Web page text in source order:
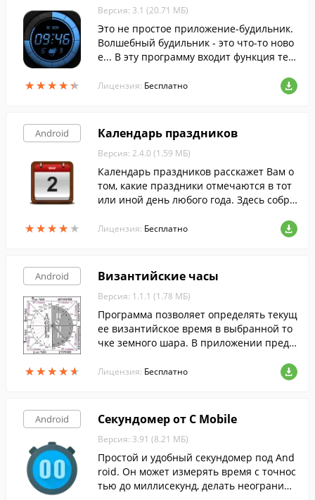
★★★★★
★★★★★
Версия: 3.1 (20.71 МБ)
Это не простое приложение-будильник.
Волшебный будильник - это что-то ново
е... В эту программу входит функция тех
вый способ просыпаться по утрам.
Лицензия: Бесплатно
Android
★★★★ ★
★★★★ ★
Календарь праздников
Версия: 2.4.0 (1.59 МБ)
Календарь праздников расскажет Вам о
том, какие праздники отмечаются в тот
или иной день любого года. Здесь собра
раины и Белоруссии.
Лицензия: Бесплатно
Android
★★★★★
★★★★★
Византийские часы
Версия: 1.1.1 (1.78 МБ)
Программа позволяет определять текущ
ее византийское время в выбранной то
чке земного шара. В приложении преду
ко различных местоположений и быстр
Лицензия: Бесплатно
Android Секундомер от C Mobile
Версия: 3.91 (8.21 МБ)
Простой и удобный секундомер под And
roid. Он может измерять время с точнос
тью до миллисекунд, делать неограниче